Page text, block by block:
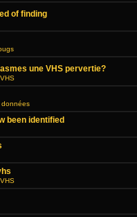
of finding
une VHS pervertie?
données
been identified